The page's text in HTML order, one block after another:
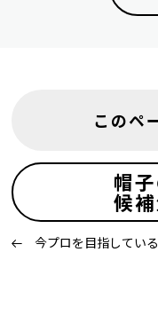
このペ
帽
候
今プロを目指してい